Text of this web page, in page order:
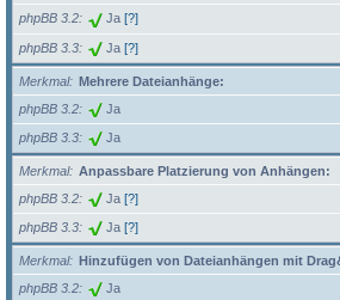
phpBB 3.2
Ja [?]
phpBB 3.3 Ja [?]
Merkmal
Mehrere Dateianhänge:
phpBB 3.2
Ja
phpBB 3.3 Ja
Merkmal
Anpassbare Platzierung von Anhängen:
phpBB 3.2
Ja [?]
phpBB 3.3 Ja [?]
Merkmal
Hinzufügen von Dateianhängen mit
phpBB 3.2
Ja